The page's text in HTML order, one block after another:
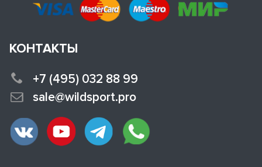
КОНТАКТЫ
+7 (495) 032 88 99
sale@wildsport.pro